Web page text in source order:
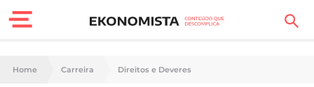
Finanças Pessoais
Home Carreira Direitos e Deveres